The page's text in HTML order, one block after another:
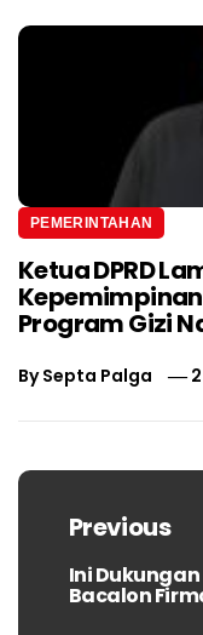
PEMERINTAHAN
Ketua DPRD
Kepemimpinan
Program Gizi
BySepta Palga
Navigasi
posPrevious
Previous
post:
Ini
Bacalon